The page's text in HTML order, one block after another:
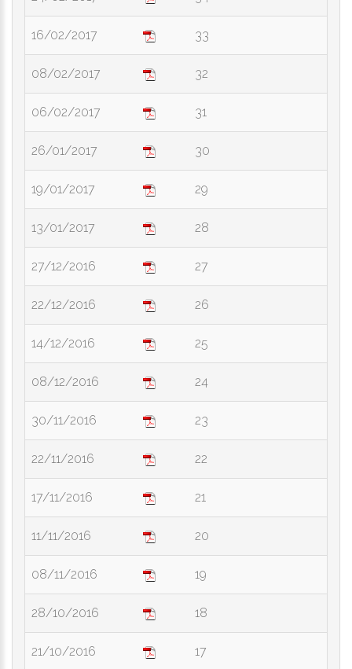
16/02/2017 33
08/02/2017 32
06/02/2017 31
26/01/2017 30
19/01/2017 29
13/01/2017 28
27/12/2016 27
22/12/2016 26
14/12/2016 25
08/12/2016 24
30/11/2016 23
22/11/2016 22
17/11/2016 21
11/11/2016 20
08/11/2016 19
28/10/2016 18
21/10/2016 17